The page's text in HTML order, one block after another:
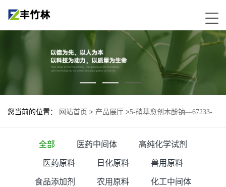
您当前的位置： 网站首页 > 产品展厅 >5-硝基愈创木酚钠—67233-
全部 医药中间体 高纯化学试剂
医药原料 日化原料 兽用原料
食品添加剂 农用原料 化工中间体